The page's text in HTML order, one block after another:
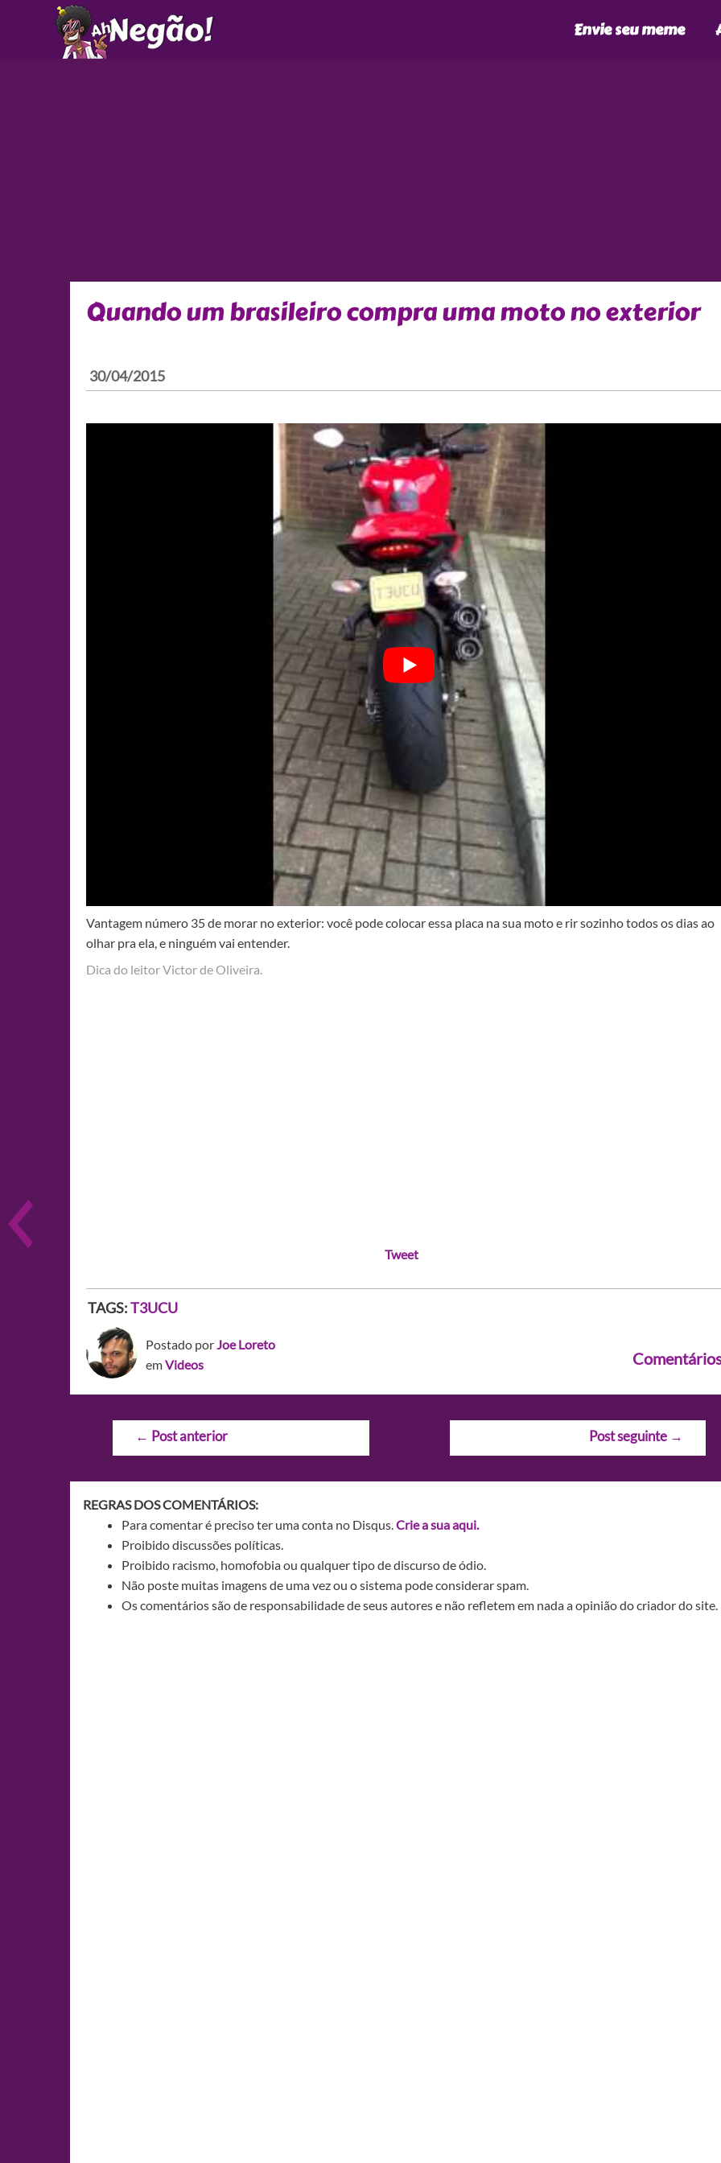
Envie seu meme
Quando um brasileiro compra uma moto no exterior
30/04/2015
Vantagem número 35 de morar no exterior: você pode colocar essa placa na sua moto e rir sozinho todos os dias ao
olhar pra ela, e ninguém vai entender.
Dica do leitor Victor de Oliveira.
Tweet
TAGS:T3UCU
Postado porJoe Loreto
emVideos
Navegação
← Post anterior Post seguinte →
REGRAS DOS COMENTÁRIOS:
Para comentar é preciso ter uma conta no Disqus.Crie a sua aqui.
Proibido discussões políticas.
Proibido racismo, homofobia ou qualquer tipo de discurso de ódio.
Não poste muitas imagens de uma vez ou o sistema pode considerar spam.
Os comentários são de responsabilidade de seus autores e não refletem em nada a opinião do criador do site.